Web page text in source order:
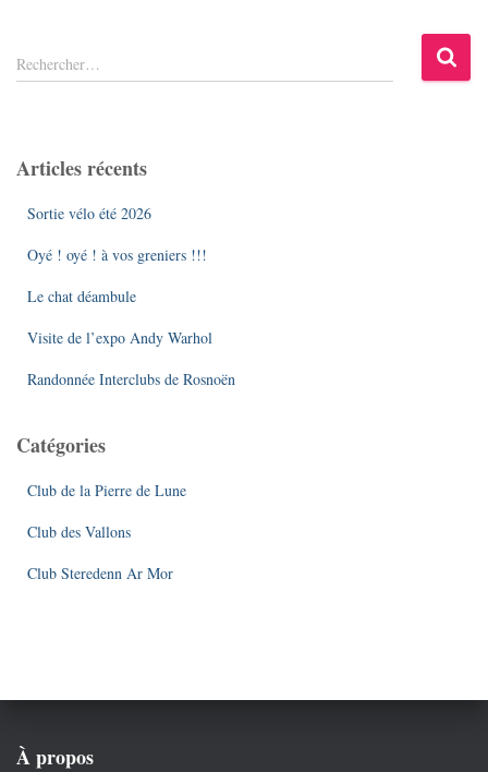
R
e
r
Rechercher…
Articles récents
Sortie vélo été 2026
Oyé ! oyé ! à vos greniers !!!
Le chat déambule
Visite de l’expo Andy Warhol
Randonnée Interclubs de Rosnoën
Catégories
Club de la Pierre de Lune
Club des Vallons
Club Steredenn Ar Mor
À propos